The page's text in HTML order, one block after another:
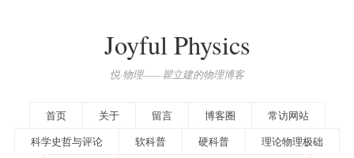
Joyful Physics
悦·物理——瞿立建的物理博客
首页 关于 留言 博客圈
常访网站
科学史哲与评论
软科普 硬科普
理论物理极础